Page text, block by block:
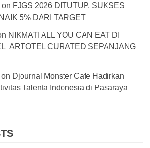
on FJGS 2026 DITUTUP, SUKSES
5% DARI TARGET
NIKMATI ALL YOU CAN EAT DI
ARTOTEL CURATED SEPANJANG
on Djournal Monster Cafe Hadirkan
Talenta Indonesia di Pasaraya